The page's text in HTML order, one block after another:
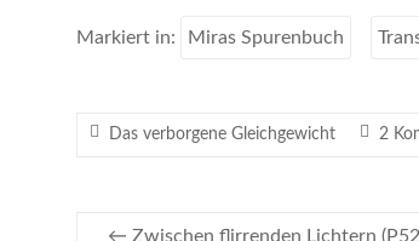
Markiert in: Miras Spurenbuch
Das verborgene Gleichgewicht 2
← Zwischen flirrenden Lichtern